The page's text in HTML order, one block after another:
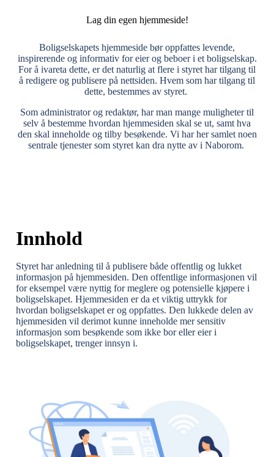
Lag din egen hjemmeside!
Boligselskapets hjemmeside bør oppfattes levende,
inspirerende og informativ for eier og beboer i et boligselskap.
For å ivareta dette, er det naturlig at flere i styret har tilgang til
å redigere og publisere på nettsiden. Hvem som har tilgang til
dette, bestemmes av styret.
Som administrator og redaktør, har man mange muligheter til
selv å bestemme hvordan hjemmesiden skal se ut, samt hva
den skal inneholde og tilby besøkende. Vi har her samlet noen
sentrale tjenester som styret kan dra nytte av i Naborom.
Innhold
Styret har anledning til å publisere både offentlig og lukket
informasjon på hjemmesiden. Den offentlige informasjonen vil
for eksempel være nyttig for meglere og potensielle kjøpere i
boligselskapet. Hjemmesiden er da et viktig uttrykk for
hvordan boligselskapet er og oppfattes. Den lukkede delen av
hjemmesiden vil derimot kunne inneholde mer sensitiv
informasjon som besøkende som ikke bor eller eier i
boligselskapet, trenger innsyn i.